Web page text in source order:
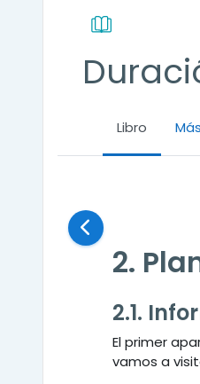
Libro Más
2.
2.1.
El primer
vamos a